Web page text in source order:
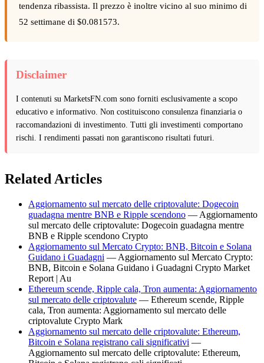
tendenza ribassista. Il prezzo è inoltre vicino al suo minimo di
52 settimane di $0.081573.
Disclaimer
I contenuti su MarketsFN.com sono forniti esclusivamente a scopo
educativo e informativo. Non costituiscono consulenza finanziaria o
raccomandazioni di investimento. Tutti gli investimenti comportano
rischi. I rendimenti passati non garantiscono risultati futuri.
Related Articles
Aggiornamento sul mercato delle criptovalute: Dogecoin
guadagna mentre BNB e Ripple scendono — Aggiornamento
sul mercato delle criptovalute: Dogecoin guadagna mentre
BNB e Ripple scendono Crypto
Aggiornamento sul Mercato Crypto: BNB, Bitcoin e Solana
Guidano i Guadagni — Aggiornamento sul Mercato Crypto:
BNB, Bitcoin e Solana Guidano i Guadagni Crypto Market
Report | Au
Ethereum scende, Ripple cala, Tron aumenta: Aggiornamento
sul mercato delle criptovalute — Ethereum scende, Ripple
cala, Tron aumenta: Aggiornamento sul mercato delle
criptovalute Crypto Mark
Aggiornamento sul mercato delle criptovalute: Ethereum,
Bitcoin e Solana registrano cali significativi —
Aggiornamento sul mercato delle criptovalute: Ethereum,